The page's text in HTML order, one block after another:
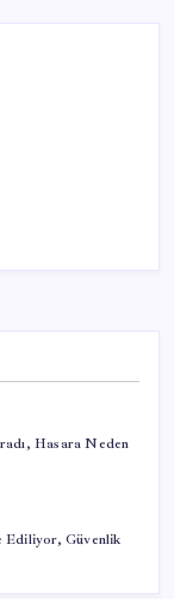
Hasara Neden
Ediliyor, Güvenlik